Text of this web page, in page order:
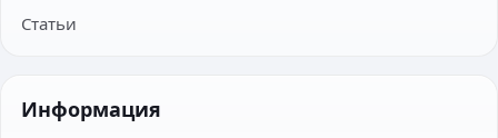
Статьи
Информация